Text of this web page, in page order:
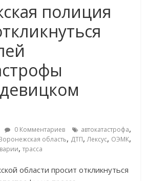
полиция
0 Комментариев автокатастрофа,
область, ДТП,Лексус, ОЭМК,
,трасса
области просит откликнуться